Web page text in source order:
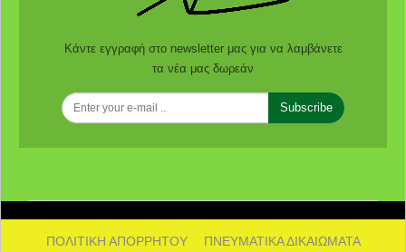
Κάντε εγγραφή στο newsletter μας για να λαμβάνετε
τα νέα μας δωρεάν
Subscribe
ΠΟΛΙΤΙΚΗ ΑΠΟΡΡΗΤΟΥ ΠΝΕΥΜΑΤΙΚΑ ΔΙΚΑΙΩΜΑΤΑ